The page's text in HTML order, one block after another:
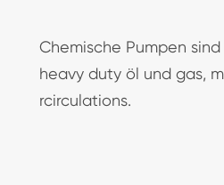
Chemische Pumpen
heavy duty öl und gas,
rcirculations.